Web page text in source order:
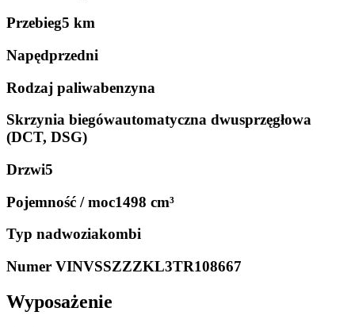
Przebieg5 km
Napędprzedni
Rodzaj paliwabenzyna
Skrzynia biegówautomatyczna dwusprzęgłowa
(DCT, DSG)
Drzwi5
Pojemność / moc1498 cm³
Typ nadwoziakombi
Numer VINVSSZZZKL3TR108667
Wyposażenie